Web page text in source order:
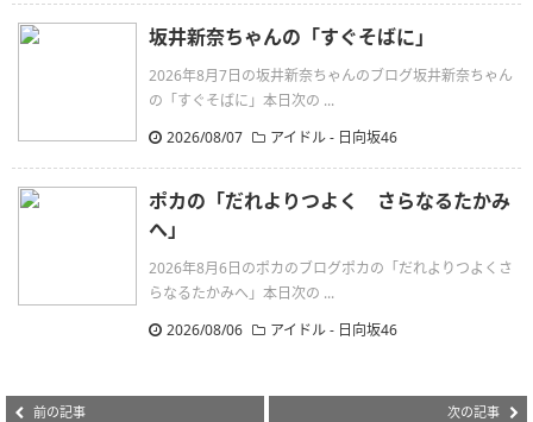
坂井新奈ちゃんの「すぐそばに」
2026年8月7日の坂井新奈ちゃんのブログ坂井新奈ちゃん
の「すぐそばに」本日次の ...
2026/08/07
アイドル - 日向坂46
ポカの「だれよりつよく さらなるたかみ
へ」
2026年8月6日のポカのブログポカの「だれよりつよくさ
らなるたかみへ」本日次の ...
2026/08/06
アイドル - 日向坂46
前の記事 次の記事